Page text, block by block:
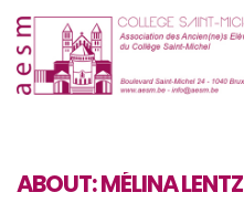
ABOUT:MÉLINA LENTZ